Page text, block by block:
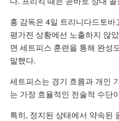
홍 감독은 4일 트리니다드토바
평가전 상황에선 노출하지 않
면 세트피스 훈련을 통해 완성
말했다.
세트피스는 경기 흐름과 개인
는 가장 효율적인 전술적 수단
특히, 정지된 상태에서 약속된